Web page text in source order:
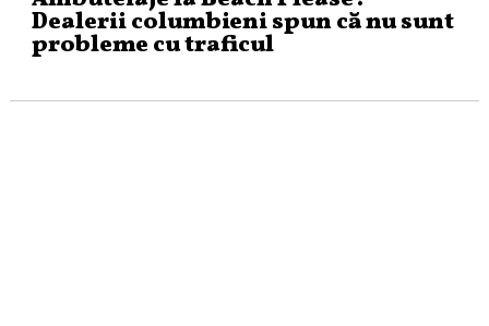
Dealerii columbieni spun că nu sunt
probleme cu traficul